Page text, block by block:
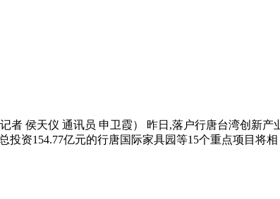
者 侯天仪 通讯员 申卫霞） 昨日,落户行唐台湾创新
投资154.77亿元的行唐国际家具园等15个重点项目将相